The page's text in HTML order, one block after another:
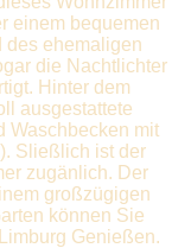
einem bequemen
des ehemaligen
die Nachtlichter
Hinter dem
ausgestattete
Waschbecken mit
Sließlich ist der
zugänlich. Der
großzügigen
können Sie
Genießen.